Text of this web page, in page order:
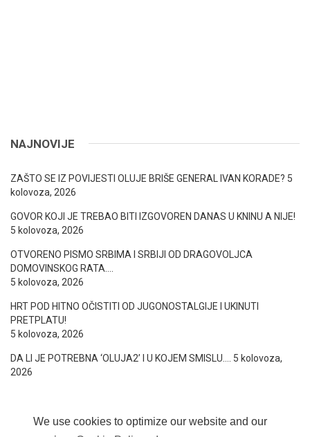
We use cookies to optimize our website and our
NAJNOVIJE
ZAŠTO SE IZ POVIJESTI OLUJE BRIŠE GENERAL IVAN KORADE? 5
kolovoza, 2026
GOVOR KOJI JE TREBAO BITI IZGOVOREN DANAS U KNINU A NIJE!
5 kolovoza, 2026
OTVORENO PISMO SRBIMA I SRBIJI OD DRAGOVOLJCA
DOMOVINSKOG RATA….
5 kolovoza, 2026
HRT POD HITNO OČISTITI OD JUGONOSTALGIJE I UKINUTI
PRETPLATU!
5 kolovoza, 2026
DA LI JE POTREBNA ‘OLUJA2’ I U KOJEM SMISLU….
5 kolovoza,
2026